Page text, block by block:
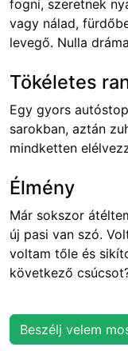
fogni, szeretnek
vagy nálad,
levegő. Nulla
Tökéletes
Egy gyors
sarokban, aztán
mindketten
Élmény
Már sokszor
új pasi van szó.
voltam tőle és
következő
Beszélj velem